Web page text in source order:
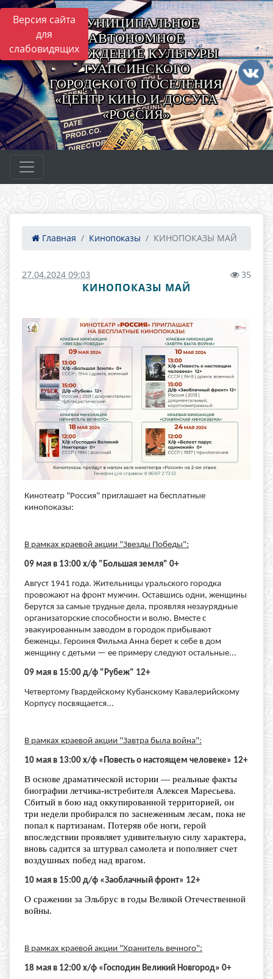
Версия сайта
для
слабовидящих
МУНИЦИПАЛЬНОЕ
АВТОНОМНОЕ
УЧРЕЖДЕНИЕ КУЛЬТУРЫ
ТУАПСИНСКОГО
ГОРОДСКОГО ПОСЕЛЕНИЯ
«ЦЕНТР КИНО И ДОСУГА
«РОССИЯ»
Главная Кинопоказы КИНОПОКАЗЫ МАЙ
27.04.2024 09:03 35
КИНОПОКАЗЫ МАЙ
Кинотеатр "Россия" приглашает на бесплатные
кинопоказы:
В рамках краевой акции "Звезды Победы":
09 мая в 13:00 х/ф "Большая земля" 0+
Август 1941 года. Жительницы уральского городка
провожают на фронт мужчин. Оставшись одни, женщины
берутся за самые трудные дела, проявляя незаурядные
организаторские способности и волю. Вместе с
эвакуированным заводом в городок прибывают
беженцы. Героиня Фильма Анна берет к себе в дом
женщину с детьми — ее примеру следуют остальные...
09 мая в 15:00 д/ф "Рубеж" 12+
Четвертому Гвардейскому Кубанскому Кавалерийскому
Корпусу посвящается...
В рамках краевой акции "Завтра была война":
10 мая в 13:00 х/ф «Повесть о настоящем человеке» 12+
В основе драматической истории — реальные факты
биографии летчика-истребителя Алексея Маресьева.
Сбитый в бою над оккупированной территорией, он
три недели пробирался по заснеженным лесам, пока не
попал к партизанам. Потеряв обе ноги, герой
впоследствии проявляет удивительную силу характера,
вновь садится за штурвал самолета и пополняет счет
воздушных побед над врагом.
10 мая в 15:00 д/ф «Заоблачный фронт» 12+
О сражении за Эльбрус в годы Великой Отечественной
войны.
В рамках краевой акции "Хранитель вечного":
18 мая в 12:00 х/ф «Господин Великий Новгород» 0+